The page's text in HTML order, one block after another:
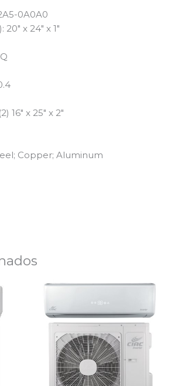
0A0A0
x 24″ x 1″
16″ x 25″ x 2″
Copper; Aluminum